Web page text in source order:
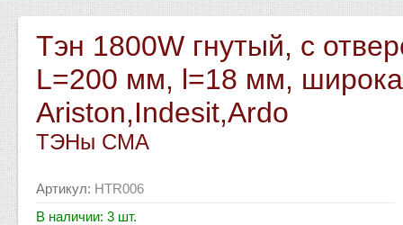
Тэн 1800W гнутый, с
L=200 мм, l=18 мм,
Ariston,Indesit,Ardo
ТЭНы СМА
Артикул: HTR006
В наличии: 3 шт.